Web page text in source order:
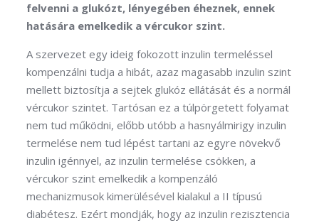
felvenni a glukózt, lényegében éheznek, ennek
hatására emelkedik a vércukor szint.
A szervezet egy ideig fokozott inzulin termeléssel
kompenzálni tudja a hibát, azaz magasabb inzulin szint
mellett biztosítja a sejtek glukóz ellátását és a normál
vércukor szintet. Tartósan ez a túlpörgetett folyamat
nem tud működni, előbb utóbb a hasnyálmirigy inzulin
termelése nem tud lépést tartani az egyre növekvő
inzulin igénnyel, az inzulin termelése csökken, a
vércukor szint emelkedik a kompenzáló
mechanizmusok kimerülésével kialakul a II típusú
diabétesz. Ezért mondják, hogy az inzulin rezisztencia